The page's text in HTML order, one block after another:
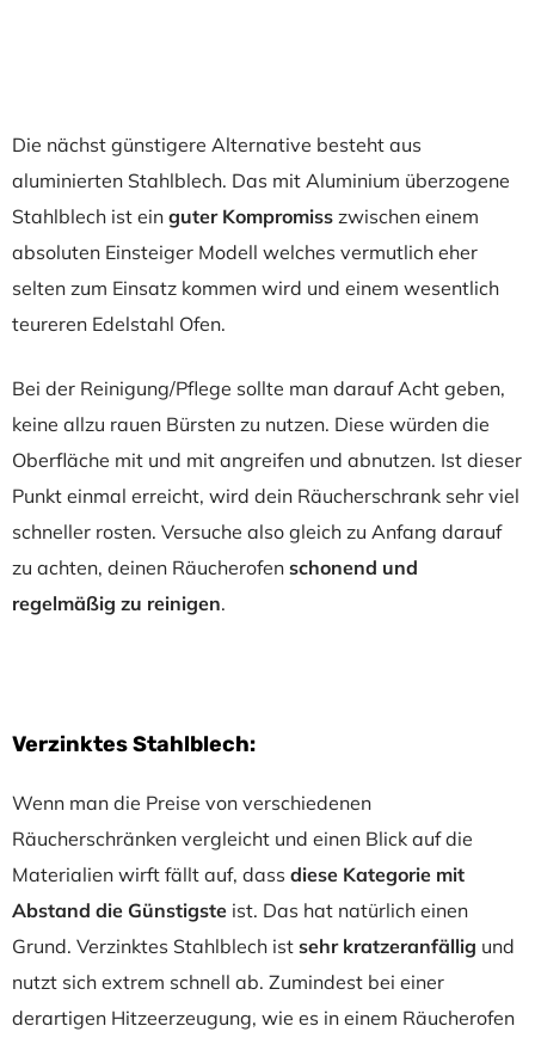
Die nächst günstigere Alternative besteht aus
aluminierten Stahlblech. Das mit Aluminium überzogene
Stahlblech ist ein guter Kompromiss zwischen einem
absoluten Einsteiger Modell welches vermutlich eher
selten zum Einsatz kommen wird und einem wesentlich
teureren Edelstahl Ofen.
Bei der Reinigung/Pflege sollte man darauf Acht geben,
keine allzu rauen Bürsten zu nutzen. Diese würden die
Oberfläche mit und mit angreifen und abnutzen. Ist dieser
Punkt einmal erreicht, wird dein Räucherschrank sehr viel
schneller rosten. Versuche also gleich zu Anfang darauf
zu achten, deinen Räucherofen schonend und
regelmäßig zu reinigen.
Verzinktes Stahlblech:
Wenn man die Preise von verschiedenen
Räucherschränken vergleicht und einen Blick auf die
Materialien wirft fällt auf, dass diese Kategorie mit
Abstand die Günstigste ist. Das hat natürlich einen
Grund. Verzinktes Stahlblech ist sehr kratzeranfällig und
nutzt sich extrem schnell ab. Zumindest bei einer
derartigen Hitzeerzeugung, wie es in einem Räucherofen